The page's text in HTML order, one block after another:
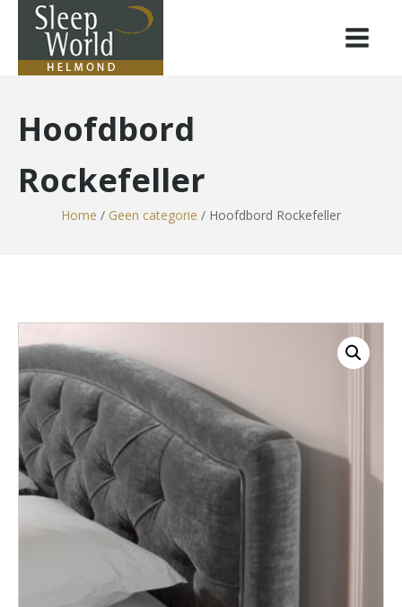
Hoofdbord
Rockefeller
Home / Geen categorie / Hoofdbord Rockefeller